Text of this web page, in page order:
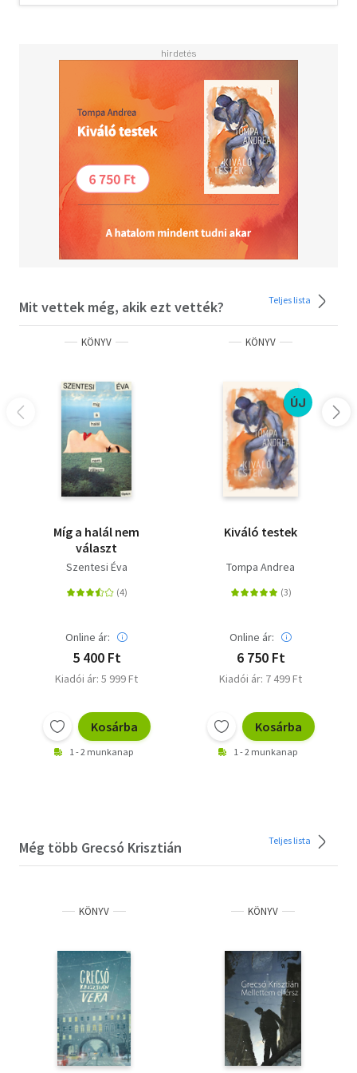
Mit vettek még, akik ezt vették? Teljes lista
KÖNYV
Míg a halál nem
választ
Szentesi Éva
Online ár:
5 400 Ft
Kiadói ár: 5 999 Ft
Kosárba
1 - 2 munkanap
KÖNYV
ÚJ
Kiváló testek
Tompa Andrea
Online ár:
6 750 Ft
Kiadói ár: 7 499 Ft
Kosárba
1 - 2 munkanap
Még több Grecsó Krisztián Teljes lista
KÖNYV KÖNYV